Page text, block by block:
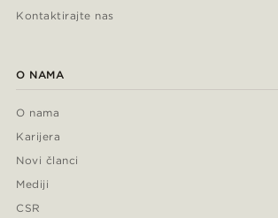
Kontaktirajte nas
O NAMA
O nama
Karijera
Novi članci
Mediji
CSR